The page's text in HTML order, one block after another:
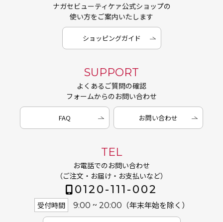
ナガセビューティケァ公式ショップの
使い方をご案内いたします
ショッピングガイド
SUPPORT
よくあるご質問の確認
フォームからのお問い合わせ
FAQ お問い合わせ
TEL
お電話でのお問い合わせ
（ご注文・お届け・お支払いなど）
0120-111-002
受付時間 9:00 ~ 20:00 （年末年始を除く）